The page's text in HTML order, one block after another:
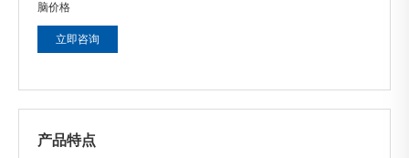
脑价格
立即咨询
产品特点